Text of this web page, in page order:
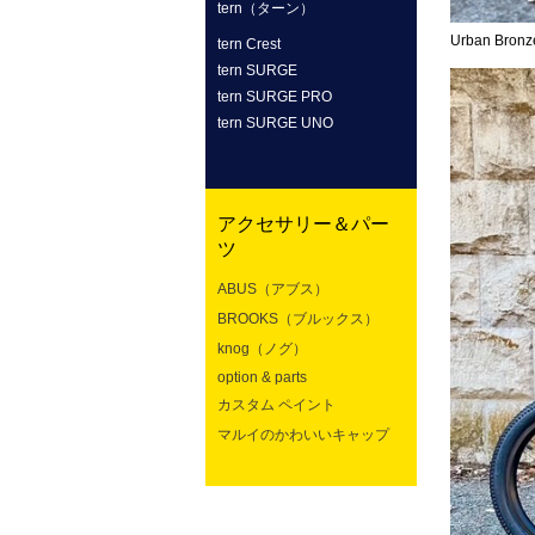
tern（ターン）
tern Crest
tern SURGE
tern SURGE PRO
tern SURGE UNO
アクセサリー＆パー
ツ
ABUS（アブス）
BROOKS（ブルックス）
knog（ノグ）
option & parts
カスタム ペイント
マルイのかわいいキャップ
Urban